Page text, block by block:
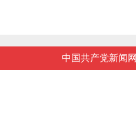
中国共产党新闻网